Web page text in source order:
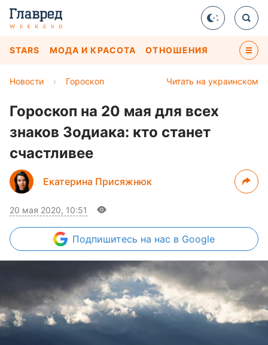
STARS МОДА И КРАСОТА ОТНОШЕНИЯ
Читать на украинском
Новости › Гороскоп
Гороскоп на 20 мая для всех
знаков Зодиака: кто станет
счастливее
Екатерина Присяжнюк
20 мая 2020, 10:51
Подпишитесь на нас в Google